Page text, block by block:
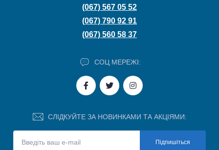
(067) 567 05 52
(067) 790 92 91
(067) 560 58 37
СОЦ МЕРЕЖІ:
СЛІДКУЙТЕ ЗА НОВИНКАМИ ТА АКЦІЯМИ:
Підпишіться